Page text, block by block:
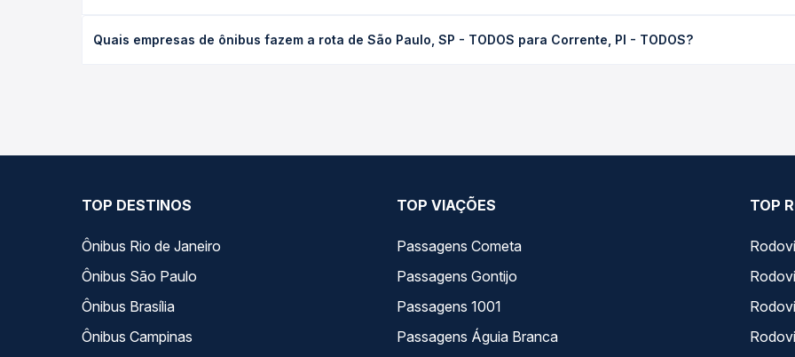
de poltrona e a antecedência da compra. Na Quero Passagem você compara os preços de todas as viações em
Quais empresas de ônibus fazem a rota de São Paulo, SP - TODOS para Corrente, PI - TODOS?
TOP DESTINOS
Ônibus Rio de Janeiro
Ônibus São Paulo
Ônibus Brasília
Ônibus Campinas
TOP VIAÇÕES
Passagens Cometa
Passagens Gontijo
Passagens 1001
Passagens Águia Branca
TOP